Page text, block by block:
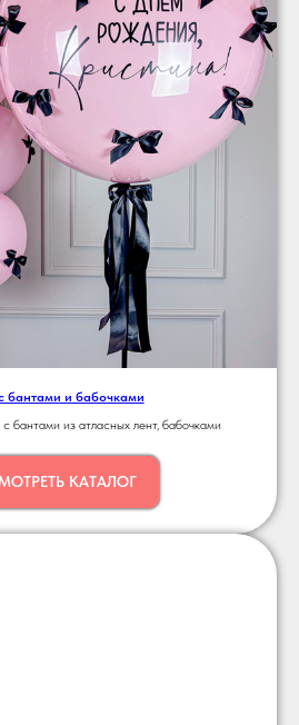
бантами и бабочками
бантами из атласных лент, бабочками
КАТАЛОГ